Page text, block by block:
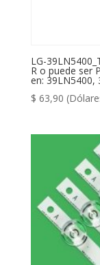
LG-
R o puede ser
en: 39LN5400,
$ 63,90